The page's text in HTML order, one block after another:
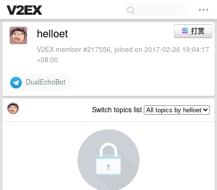
打赏
helloet
V2EX member #217556, joined on 2017-02-26 19:04:17
+08:00
DualEchoBot
Switch topics list